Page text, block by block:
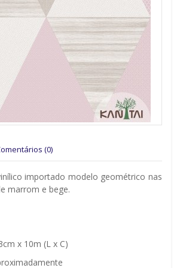
(0)
importado modelo geométrico nas
marrom e bege.
x 10m (L x C)